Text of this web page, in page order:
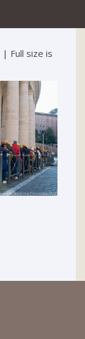
| Full size is